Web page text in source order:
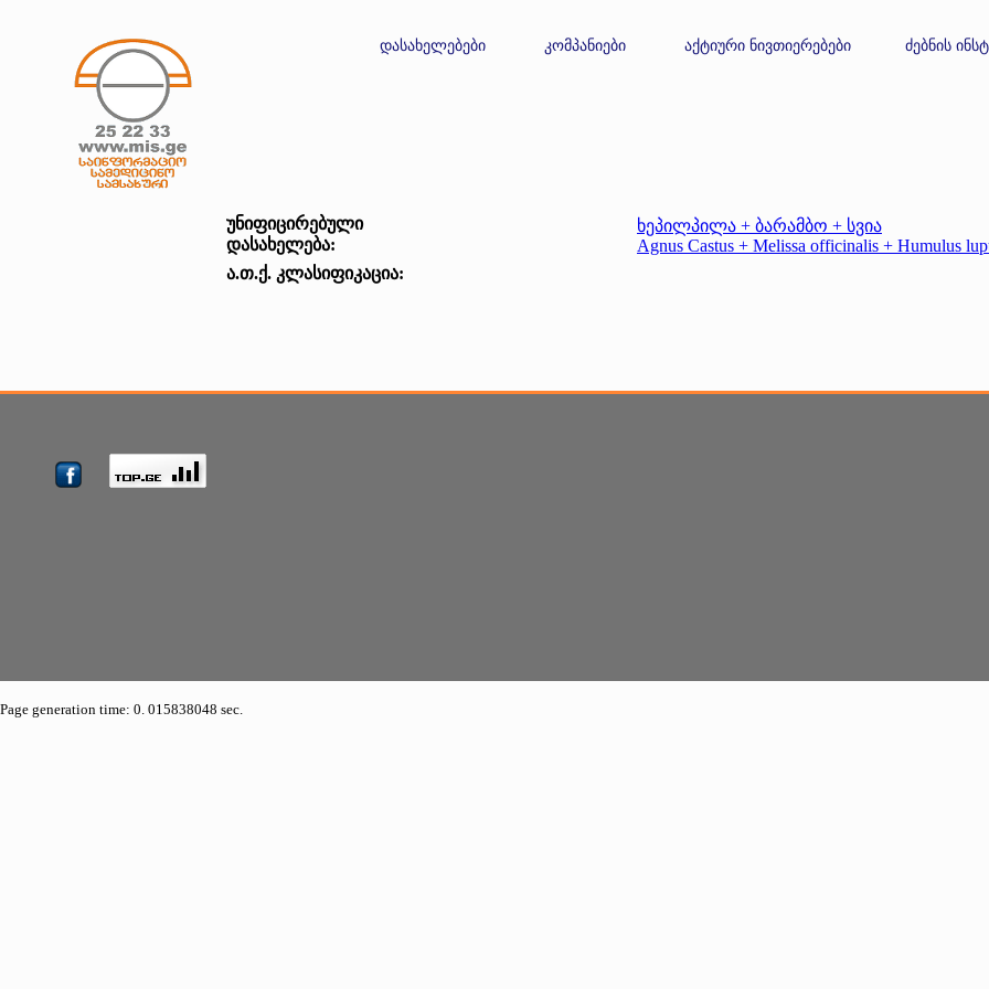
დასახელებები კომპანიები აქტიური ნივთიერებები ძებნის
უნიფიცირებული
დასახელება:
ხეპილპილა + ბარამბო + სვია
Agnus Castus + Melissa officinalis + Humulus
ა.თ.ქ. კლასიფიკაცია:
Page generation time: 0. 015838048 sec.